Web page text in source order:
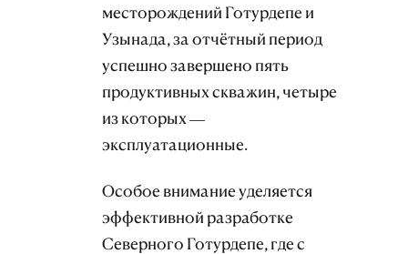
месторождений Готурдепе и
Узынада, за отчётный период
успешно завершено пять
продуктивных скважин, четыре
из которых —
эксплуатационные.
Особое внимание уделяется
эффективной разработке
Северного Готурдепе, где с